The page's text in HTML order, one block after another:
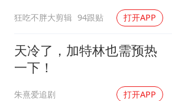
狂吃不胖大剪辑 94跟贴 打开APP
天冷了，加特林也需预热
一下！
朱熹爱追剧 打开APP